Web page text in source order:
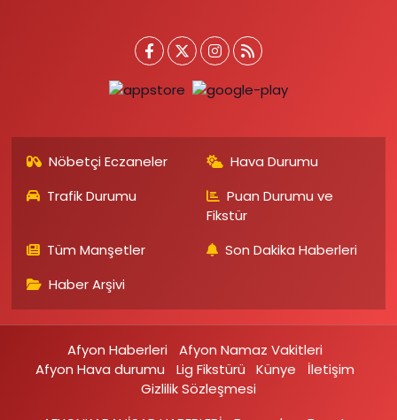
Nöbetçi Eczaneler
Hava Durumu
Trafik Durumu
Puan Durumu ve
Fikstür
Tüm Manşetler
Son Dakika Haberleri
Haber Arşivi
Afyon Haberleri
Afyon Namaz Vakitleri
Afyon Hava durumu
Lig Fikstürü Künye
İletişim
Gizlilik Sözleşmesi